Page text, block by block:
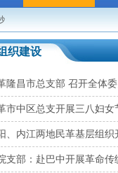
织建设
隆昌市总支部 召开全体
市中区总支开展三八妇女
、内江两地民革基层组
支部：赴巴中开展革命传